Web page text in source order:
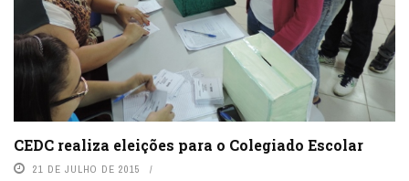
CEDC realiza eleições para o Colegiado Escolar
21 DE JULHO DE 2015